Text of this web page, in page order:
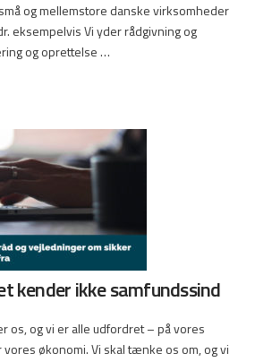
og mellemstore danske virksomheder
eksempelvis Vi yder rådgivning og
og oprettelse …
kender ikke samfundssind
os, og vi er alle udfordret – på vores
økonomi. Vi skal tænke os om, og vi